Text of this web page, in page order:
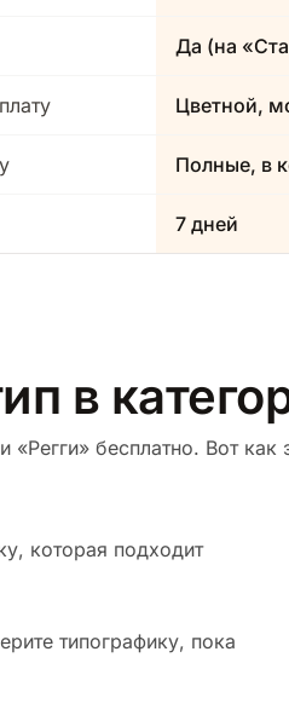
Да (на
Цветной,
Полные, в
7 дней
в
«Регги» бесплатно. Вот как
которая подходит
типографику, пока